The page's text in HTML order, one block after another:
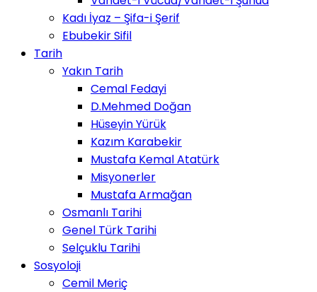
Kadı İyaz – Şifa-i Şerif
Ebubekir Sifil
Tarih
Yakın Tarih
Cemal Fedayi
D.Mehmed Doğan
Hüseyin Yürük
Kazım Karabekir
Mustafa Kemal Atatürk
Misyonerler
Mustafa Armağan
Osmanlı Tarihi
Genel Türk Tarihi
Selçuklu Tarihi
Sosyoloji
Cemil Meriç